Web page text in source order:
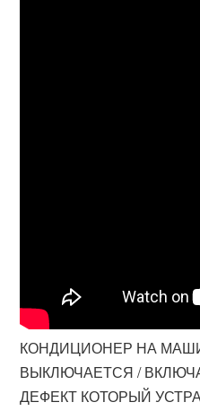
КОНДИЦИОНЕР НА
ВЫКЛЮЧАЕТСЯ /
ДЕФЕКТ КОТОРЫЙ